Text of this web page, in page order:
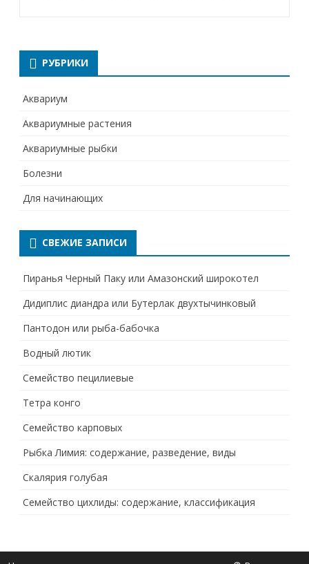
РУБРИКИ
Аквариум
Аквариумные растения
Аквариумные рыбки
Болезни
Для начинающих
СВЕЖИЕ ЗАПИСИ
Пиранья Черный Паку или Амазонский широкотел
Дидиплис диандра или Бутерлак двухтычинковый
Пантодон или рыба-бабочка
Водный лютик
Семейство пецилиевые
Тетра конго
Семейство карповых
Рыбка Лимия: содержание, разведение, виды
Скалярия голубая
Семейство цихлиды: содержание, классификация